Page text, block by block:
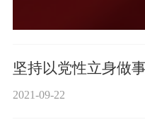
坚持以党性立身做
2021-09-22